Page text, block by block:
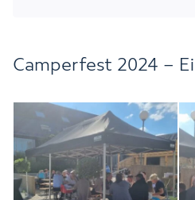
Camperfest 2024 –